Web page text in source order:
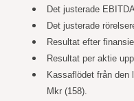
Det justerade
Det justerade
Resultat efter
Resultat per aktie
Kassaflödet från den
Mkr (158).